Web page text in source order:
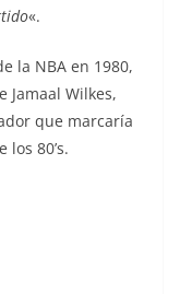
«.
la NBA en 1980,
Wilkes,
que marcaría
80’s.